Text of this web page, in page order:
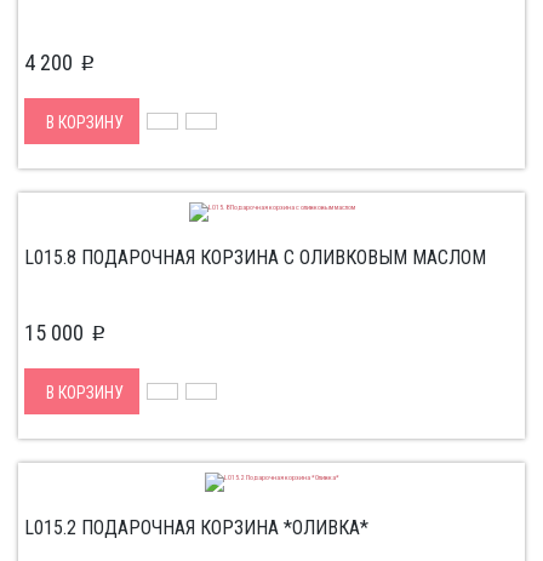
4 200 p
В КОРЗИНУ
L015.8 ПОДАРОЧНАЯ КОРЗИНА С ОЛИВКОВЫМ МАСЛОМ
15 000 p
В КОРЗИНУ
L015.2 ПОДАРОЧНАЯ КОРЗИНА *ОЛИВКА*